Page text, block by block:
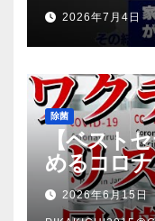
2026年7月4日
除菌
【ベスト
めるコロ
法【本要約
2026年6月15日